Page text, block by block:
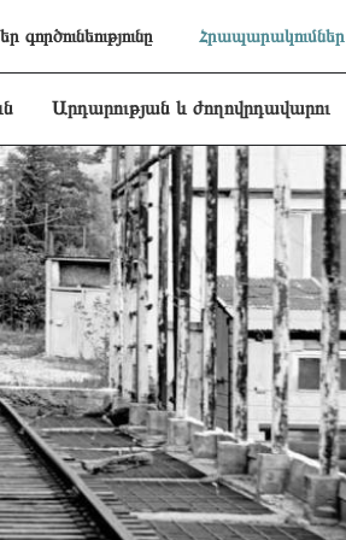
գործունեությունը Հրապարակումներ
Արդարության և ժողովրդավարու